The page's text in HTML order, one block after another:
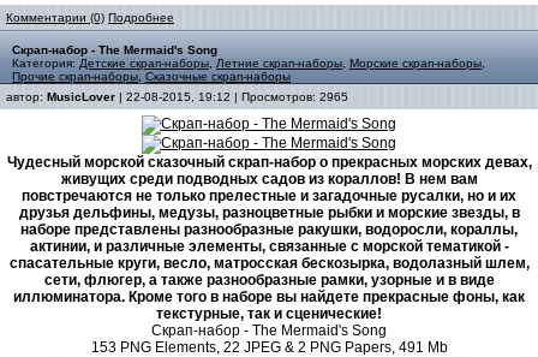
Комментарии (0) Подробнее
Скрап-набор - The Mermaid's Song
Категория: Детские скрап-наборы Летние скрап-наборы Морские скрап-наборы
Прочие скрап-наборы Сказочные скрап-наборы
автор: MusicLover | 22-08-2015, 19:12 | Просмотров: 2965
Чудесный морской сказочный скрап-набор о прекрасных морских девах,
живущих среди подводных садов из кораллов! В нем вам
повстречаются не только прелестные и загадочные русалки, но и их
друзья дельфины, медузы, разноцветные рыбки и морские звезды, в
наборе представлены разнообразные ракушки, водоросли, кораллы,
актинии, и различные элементы, связанные с морской тематикой -
спасательные круги, весло, матросская бескозырка, водолазный шлем,
сети, флюгер, а также разнообразные рамки, узорные и в виде
иллюминатора. Кроме того в наборе вы найдете прекрасные фоны, как
текстурные, так и сценические!
Скрап-набор - The Mermaid's Song
153 PNG Elements, 22 JPEG & 2 PNG Papers, 491 Mb